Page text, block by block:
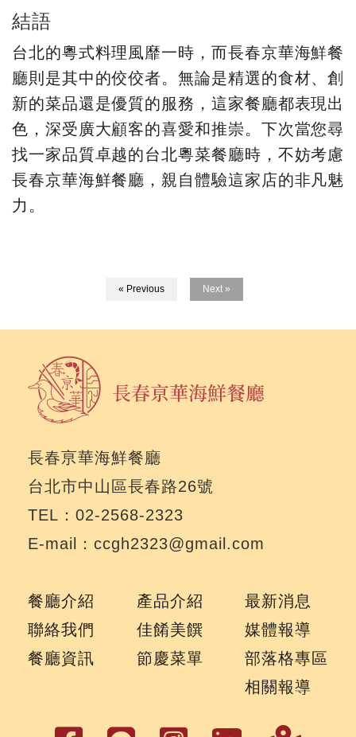
結語
台北的粵式料理風靡一時，而長春京華海鮮餐
廳則是其中的佼佼者。無論是精選的食材、創
新的菜品還是優質的服務，這家餐廳都表現出
色，深受廣大顧客的喜愛和推崇。下次當您尋
找一家品質卓越的台北粵菜餐廳時，不妨考慮
長春京華海鮮餐廳，親自體驗這家店的非凡魅
力。
« Previous Next »
長春亰華海鮮餐廳
台北市中山區長春路26號
TEL：02-2568-2323
E-mail：ccgh2323@gmail.com
餐廳介紹
聯絡我們
餐廳資訊
產品介紹
佳餚美饌
節慶菜單
最新消息
媒體報導
部落格專區
相關報導